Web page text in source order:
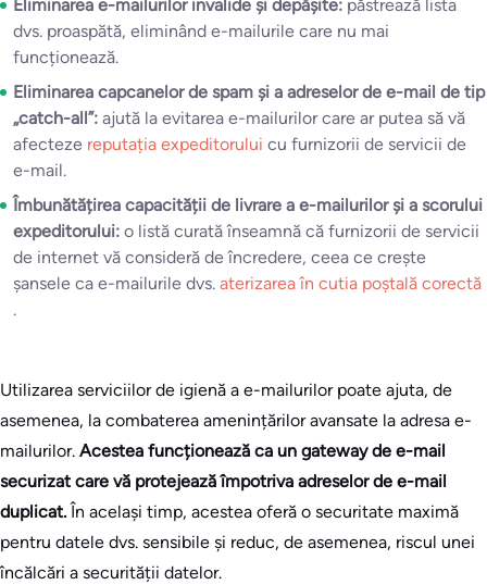
Eliminarea e-mailurilor invalide și depășite: păstrează lista
dvs. proaspătă, eliminând e-mailurile care nu mai
funcționează.
Eliminarea capcanelor de spam și a adreselor de e-mail de tip
„catch-all”: ajută la evitarea e-mailurilor care ar putea să vă
afecteze reputația expeditorului cu furnizorii de servicii de
e-mail.
Îmbunătățirea capacității de livrare a e-mailurilor și a scorului
expeditorului: o listă curată înseamnă că furnizorii de servicii
de internet vă consideră de încredere, ceea ce crește
șansele ca e-mailurile dvs. aterizarea în cutia poștală corectă
.
Utilizarea serviciilor de igienă a e-mailurilor poate ajuta, de
asemenea, la combaterea amenințărilor avansate la adresa e-
mailurilor. Acestea funcționează ca un gateway de e-mail
securizat care vă protejează împotriva adreselor de e-mail
duplicat. În același timp, acestea oferă o securitate maximă
pentru datele dvs. sensibile și reduc, de asemenea, riscul unei
încălcări a securității datelor.